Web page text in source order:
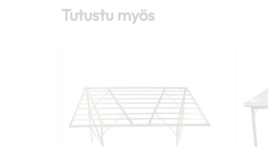
Tutustu myös